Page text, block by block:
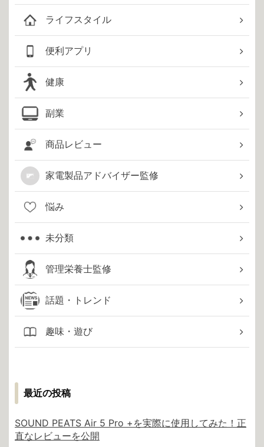
ライフスタイル
便利アプリ
健康
副業
商品レビュー
家電製品アドバイザー監修
悩み
未分類
管理栄養士監修
話題・トレンド
趣味・遊び
最近の投稿
SOUND PEATS Air 5 Pro +を実際に使用してみた！正
直なレビューを公開